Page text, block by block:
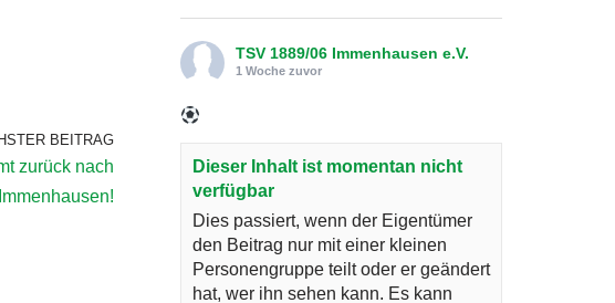
BEITRAG
zurück nach
Immenhausen!
TSV 1889/06 Immenhausen e.V.
1 Woche zuvor
Dieser Inhalt ist momentan nicht
verfügbar
Dies passiert, wenn der Eigentümer
den Beitrag nur mit einer kleinen
Personengruppe teilt oder er geändert
hat, wer ihn sehen kann. Es kann